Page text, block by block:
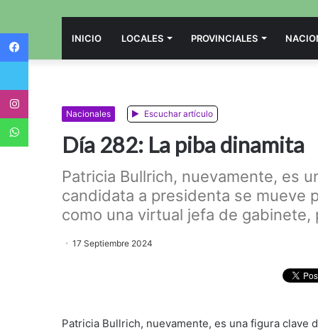
INICIO LOCALES PROVINCIALES
Nacionales Escuchar artículo
Día 282: La piba dinamita
Patricia Bullrich, nuevamente, es
candidata a presidenta se mueve
como una virtual jefa de gabinete,
17 Septiembre 2024
Patricia Bullrich, nuevamente, es una figura clave
Twitter
WhatsApp